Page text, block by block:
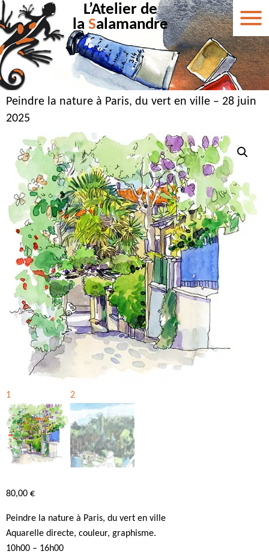
L’Atelier de
la Salamandre
Peindre la nature à Paris, du vert en ville – 28 juin
2025
80,00 €
Peindre la nature à Paris, du vert en ville
Aquarelle directe, couleur, graphisme.
10h00 – 16h00